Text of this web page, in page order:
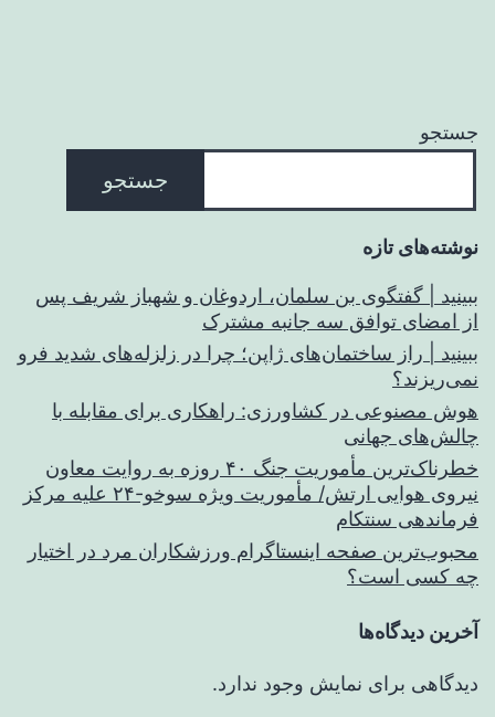
جستجو
جستجو
نوشته‌های تازه
ببینید | گفتگوی بن سلمان، اردوغان و شهباز شریف پس
از امضای توافق سه جانبه مشترک
ببینید | راز ساختمان‌های ژاپن؛ چرا در زلزله‌های شدید فرو
نمی‌ریزند؟
هوش مصنوعی در کشاورزی: راهکاری برای مقابله با
چالش‌های جهانی
خطرناک‌ترین مأموریت جنگ ۴۰ روزه به روایت معاون
نیروی هوایی ارتش/ مأموریت ویژه سوخو-۲۴ علیه مرکز
فرماندهی سنتکام
محبوب‌ترین صفحه اینستاگرام ورزشکاران مرد در اختیار
چه کسی است؟
آخرین دیدگاه‌ها
دیدگاهی برای نمایش وجود ندارد.